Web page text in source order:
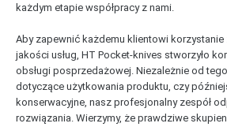
każdym etapie współpracy z nami.
Aby zapewnić każdemu klientowi korzystanie
jakości usług, HT Pocket-knives stworzyło
obsługi posprzedażowej. Niezależnie od
dotyczące użytkowania produktu, czy
konserwacyjne, nasz profesjonalny zespół
rozwiązania. Wierzymy, że prawdziwe